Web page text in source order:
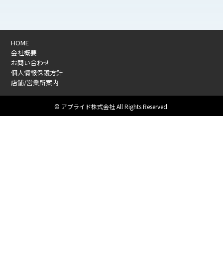
HOME
会社概要
お問い合わせ
個人情報保護方針
店舗/営業所案内
© アプライド株式会社 All Rights Reserved.